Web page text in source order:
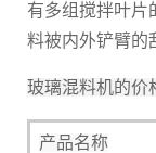
有多组搅拌叶片
料被内外铲臂的
玻璃混料机的价
产品名称